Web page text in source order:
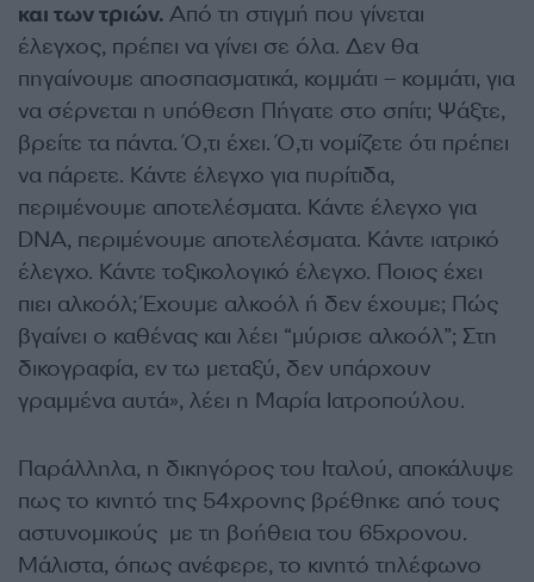
και των τριών. Από τη στιγμή που γίνεται
έλεγχος, πρέπει να γίνει σε όλα. Δεν θα
πηγαίνουμε αποσπασματικά, κομμάτι – κομμάτι, για
να σέρνεται η υπόθεση Πήγατε στο σπίτι; Ψάξτε,
βρείτε τα πάντα. Ό,τι έχει. Ό,τι νομίζετε ότι πρέπει
να πάρετε. Κάντε έλεγχο για πυρίτιδα,
περιμένουμε αποτελέσματα. Κάντε έλεγχο για
DNA, περιμένουμε αποτελέσματα. Κάντε ιατρικό
έλεγχο. Κάντε τοξικολογικό έλεγχο. Ποιος έχει
πιει αλκοόλ; Έχουμε αλκοόλ ή δεν έχουμε; Πώς
βγαίνει ο καθένας και λέει “μύρισε αλκοόλ”; Στη
δικογραφία, εν τω μεταξύ, δεν υπάρχουν
γραμμένα αυτά», λέει η Μαρία Ιατροπούλου.
Παράλληλα, η δικηγόρος του Ιταλού, αποκάλυψε
πως το κινητό της 54χρονης βρέθηκε από τους
αστυνομικούς με τη βοήθεια του 65χρονου.
Μάλιστα, όπως ανέφερε, το κινητό τηλέφωνο